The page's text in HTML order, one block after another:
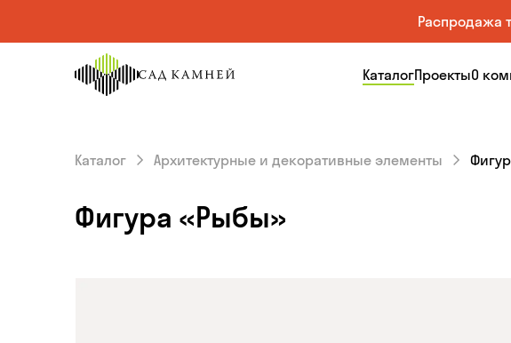
Распродажа
На главную
страницу
КаталогПроектыО
Каталог Архитектурные и декоративные элементы
Фигура «Рыбы»